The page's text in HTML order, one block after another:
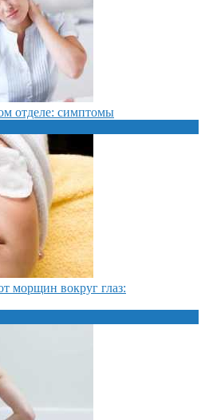
отделе: симптомы
морщин вокруг глаз: